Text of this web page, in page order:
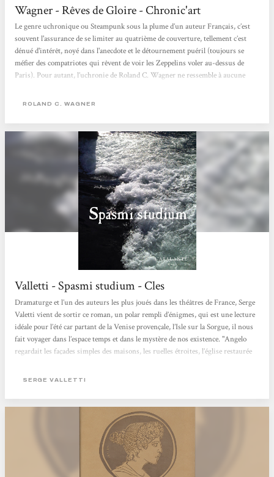
Wagner - Rêves de Gloire - Chronic'art
Le genre uchronique ou Steampunk sous la plume d’un auteur Français, c’est
souvent l'assurance de se limiter au quatrième de couverture, tellement c’est
dénué d'intérêt, noyé dans l'anecdote et le détournement puéril (toujours se
méfier des compatriotes qui rêvent de voir les Zeppelins voler au-dessus de
Paris). Pour autant, l’uchronie de Roland C. Wagner ne ressemble à aucune
17 octobre 1960 à 11h45 du matin quand « la DS présidentielle...
ROLAND C. WAGNER
Valletti - Spasmi studium - Cles
Dramaturge et l’un des auteurs les plus joués dans les théâtres de France, Serge
Valetti vient de sortir ce roman, un polar rempli d’énigmes, qui est une lecture
idéale pour l’été car partant de la Venise provençale, l’Isle sur la Sorgue, il nous
fait voyager dans l’espace temps et dans le mystère de nos existence. "Angelo
regardait les façades simples des maisons, les ruelles étroites, l’église restaurée
Comment se pouvait-il que la clef du mystère se trouve...
SERGE VALLETTI